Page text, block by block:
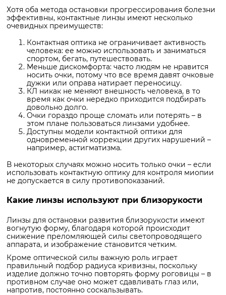
Хотя оба метода остановки прогрессирования болезни
эффективны, контактные линзы имеют несколько
очевидных преимуществ:
Контактная оптика не ограничивает активность
человека: ее можно использовать и заниматься
спортом, бегать, путешествовать.
Меньше дискомфорта: часто людям не нравится
носить очки, потому что все время давят очковые
дужки или оправа натирает переносицу.
КЛ никак не меняют внешность человека, в то
время как очки нередко приходится подбирать
довольно долго.
Очки гораздо проще сломать или потерять – в
этом плане пользоваться линзами удобнее.
Доступны модели контактной оптики для
одновременной коррекции других нарушений –
например, астигматизма.
В некоторых случаях можно носить только очки – если
использовать контактную оптику для контроля миопии
не допускается в силу противопоказаний.
Какие линзы используют при близорукости
Линзы для остановки развития близорукости имеют
вогнутую форму, благодаря которой происходит
снижение преломляющей силы светопроводящего
аппарата, и изображение становится четким.
Кроме оптической силы важную роль играет
правильный подбор радиуса кривизны, поскольку
изделие должно точно повторять форму роговицы – в
противном случае оно может сдавливать глаз или,
напротив, постоянно соскальзывать.